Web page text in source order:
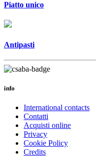
Piatto unico
Antipasti
info
International contacts
Contatti
Acquisti online
Privacy
Cookie Policy
Credits